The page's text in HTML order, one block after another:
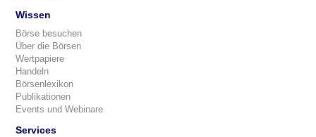
Wissen
Börse besuchen
Über die Börsen
Wertpapiere
Handeln
Börsenlexikon
Publikationen
Events und Webinare
Services